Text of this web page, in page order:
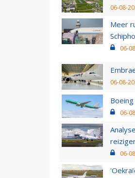
06-08-
Meer
06-
06-08-
06-
06-